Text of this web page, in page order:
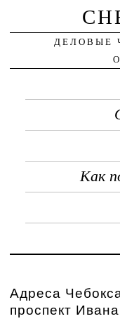
ДЕЛОВЫЕ
Как
Адреса
проспект